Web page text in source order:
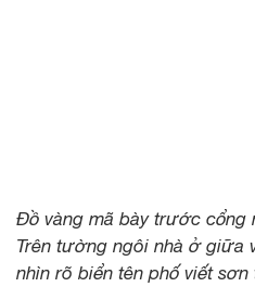
Đồ vàng mã bày trước cổng
Trên tường ngôi nhà ở giữa
nhìn rõ biển tên phố viết